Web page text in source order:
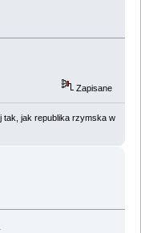
Zapisane
tak, jak republika rzymska w